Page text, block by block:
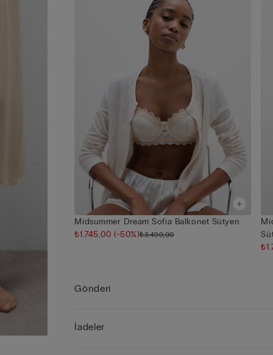
Midsummer Dream Sofia Balkonet Sütyen
₺1.745,00 (-50%)₺3.490,00
Gönderi
İadeler